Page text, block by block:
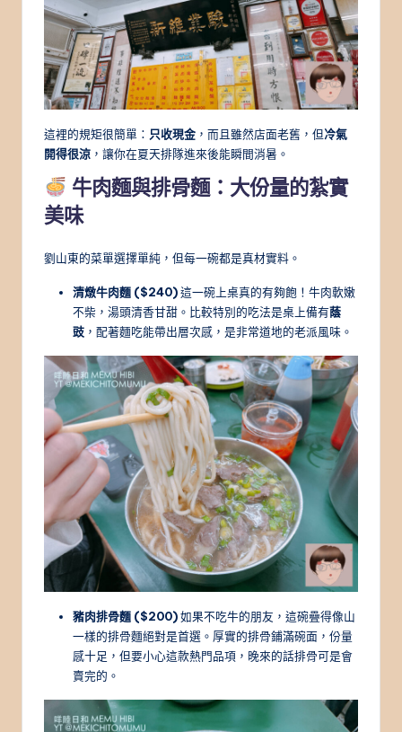
這裡的規矩很簡單： 只收現金 ，而且雖然店面老舊，但冷氣
開得很涼 ，讓你在夏天排隊進來後能瞬間消暑。
牛肉麵與排骨麵：大份量的紮實
美味
劉山東的菜單選擇單純，但每一碗都是真材實料。
清燉牛肉麵 ($240)這一碗上桌真的有夠飽！牛肉軟嫩
不柴，湯頭清香甘甜。比較特別的吃法是桌上備有蔭
豉 ，配著麵吃能帶出層次感，是非常道地的老派風味。
豬肉排骨麵 ($200)如果不吃牛的朋友，這碗疊得像山
一樣的排骨麵絕對是首選。厚實的排骨鋪滿碗面，份量
感十足，但要小心這款熱門品項，晚來的話排骨可是會
賣完的。